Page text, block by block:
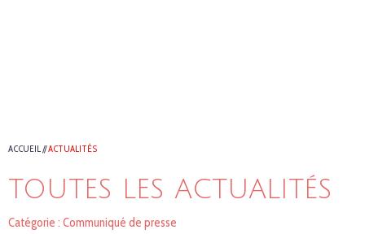
ACCUEIL//ACTUALITÉS
TOUTES LES ACTUALITÉS
Catégorie : Communiqué de presse